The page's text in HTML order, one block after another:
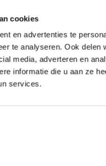
cookies
en advertenties te
te analyseren. Ook
media, adverteren en
informatie die u aan ze
services.
- het